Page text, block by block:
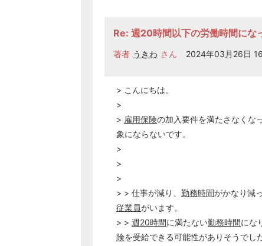
Re: 週20時間以下の労働時間にな
著者 うきわ さん 2024年03月26日
> こんにちは。
>
> 雇用保険の加入要件を満たさなくな
象にならないです。
>
>
>
> > 仕事が減り、 勤務時間がかなり減
従業員がいます。
> > 週20時間に満たない勤務時間にな
険を受給できる可能性がありそうでした